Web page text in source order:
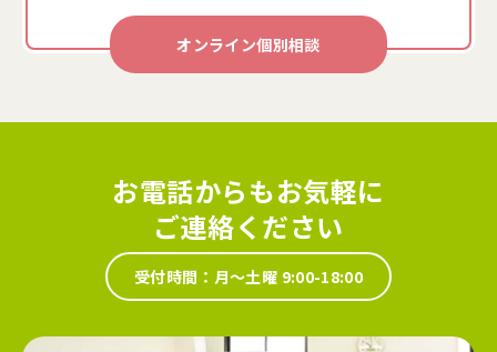
オンライン個別相談
お電話からもお気軽に
ご連絡ください
受付時間：月～土曜 9:00-18:00